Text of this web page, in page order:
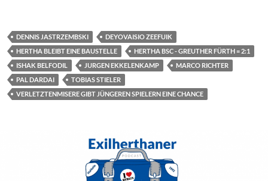
DENNIS JASTRZEMBSKI
DEYOVAISIO ZEEFUIK
HERTHA BLEIBT EINE BAUSTELLE
HERTHA BSC - GREUTHER FÜRTH = 2:1
ISHAK BELFODIL
JURGEN EKKELENKAMP
MARCO RICHTER
PAL DARDAI
TOBIAS STIELER
VERLETZTENMISERE GIBT JÜNGEREN SPIELERN EINE CHANCE